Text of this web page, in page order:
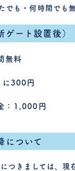
でも・何時間でも
ート設置後）
無料
に300円
：1,000円
について
つきましては、現